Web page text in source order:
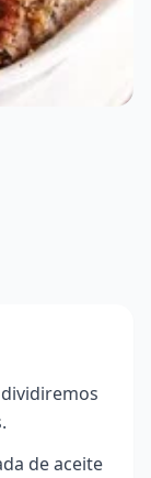
de aceite